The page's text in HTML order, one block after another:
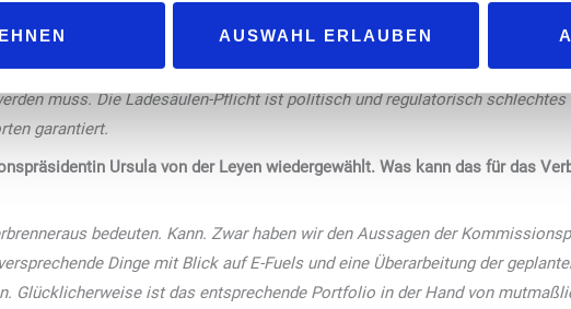
AUSWAHL ERLAUBEN
Zudem brauchen Sie mindestens zwei Schnelllader, besser vier, da die
ist. Während die Konkurrenz mit neuen Ladeparks an
die Ladesäulen amortisieren sollen. Damit ergibt sich ein erhebliches
muss. Die Ladesäulen-Pflicht ist politisch und regulatorisch schlechtes
garantiert.
Ursula von der Leyen wiedergewählt. Was kann das für das
bedeuten. Kann. Zwar haben wir den Aussagen der
Dinge mit Blick auf E-Fuels und eine Überarbeitung der
Glücklicherweise ist das entsprechende Portfolio in der Hand von